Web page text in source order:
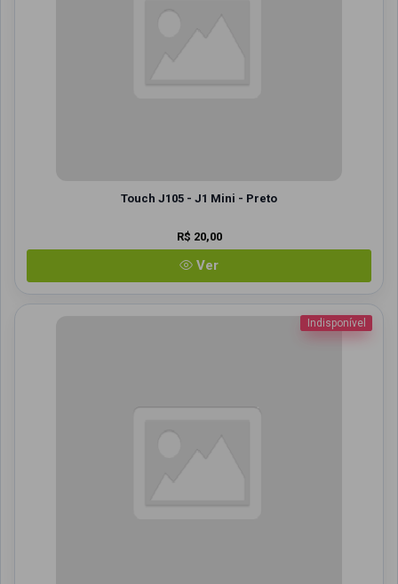
Touch J105 - J1 Mini - Preto
R$ 20,00
Ver
Indisponível